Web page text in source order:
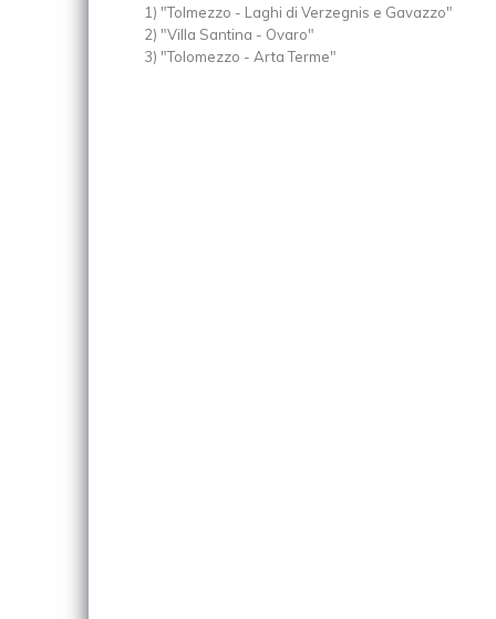
1) "Tolmezzo - Laghi di Verzegnis e Gavazzo"
2) "Villa Santina - Ovaro"
3) "Tolomezzo - Arta Terme"